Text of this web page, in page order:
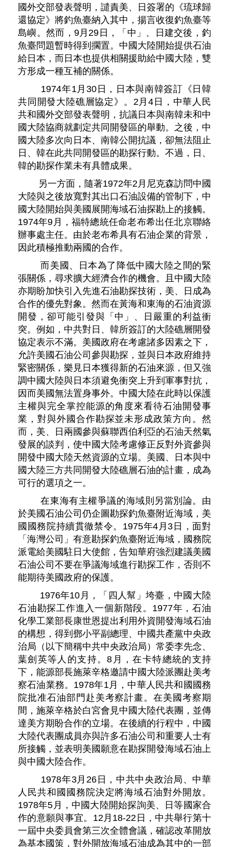
國外交部發表聲明，譴責美、日簽署的《琉球歸
還協定》將釣魚臺納入其中，揚言收復釣魚臺等
島嶼。然而，9月29日，「中」、日建交後，釣
魚臺問題暫時得到擱置。中國大陸開始提供石油
給日本，而日本也提供相關援助給中國大陸，雙
方形成一種互補的關係。
1974年1月30日，日本與南韓簽訂《日韓
共同開發大陸礁層協定》。2月4日，中華人民
共和國外交部發表聲明，抗議日本與南韓未和中
國大陸協商就劃定共同開發區的舉動。之後，中
國大陸多次向日本、南韓公開抗議，卻無法阻止
日、韓在此共同開發區的勘探行動。不過，日、
韓的勘探作業未有具體成果。
另一方面，隨著1972年2月尼克森訪問中國
大陸與之後放寬對其出口石油設備的管制下，中
國大陸開始與美國展開海域石油探勘上的接觸。
1974年9月，福特總統任命老布希出任北京聯絡
辦事處主任。由於老布希具有石油企業的背景，
因此積極推動兩國的合作。
而美國、日本為了降低中國大陸之間的緊
張關係，尋求擴大經濟合作的機會。且中國大陸
亦期盼加快引入先進石油勘探技術，美、日成為
合作的優先對象。然而在黃海和東海的石油資源
開發，卻可能引發與「中」、日嚴重的利益衝
突。例如，中共對日、韓所簽訂的大陸礁層開發
協定表示不滿。美國政府在考慮諸多因素之下，
允許美國石油公司參與勘探，並與日本政府維持
緊密關係，樂見日本獲得新的石油來源，但又強
調中國大陸與日本須避免衝突上升到軍事對抗，
因而美國無法置身事外。中國大陸在此時以保護
主權與完全掌控能源的角度來看待石油開發事
業，對與外國合作勘探並未形成政策方向。然
而，美、日兩國參與蘇聯西伯利亞的石油天然氣
發展的談判，使中國大陸考慮修正反對外資參與
開發中國大陸天然資源的立場。美國、日本與中
國大陸三方共同開發大陸礁層石油的計畫，成為
可行的選項之一。
在東海有主權爭議的海域則另當別論。由
於美國石油公司仍企圖勘探釣魚臺附近海域，美
國國務院持續貫徹禁令。1975年4月3日，面對
「海灣公司」有意勘探釣魚臺附近海域，國務院
派電給美國駐日大使館，告知華府強烈建議美國
石油公司不要在爭議海域進行勘探工作，否則不
能期待美國政府的保護。
1976年10月，「四人幫」垮臺，中國大陸
石油勘探工作進入一個新階段。1977年，石油
化學工業部長康世恩提出利用外資開發海域石油
的構想，得到鄧小平副總理、中國共產黨中央政
治局（以下簡稱中共中央政治局）常委李先念、
葉劍英等人的支持。8月，在卡特總統的支持
下，能源部長施萊辛格邀請中國大陸派團赴美考
察石油業務。1978年1月，中華人民共和國國務
院批准石油部門赴美考察計畫。在美國考察期
間，施萊辛格於白宮會見中國大陸代表團，並傳
達美方期盼合作的立場。在後續的行程中，中國
大陸代表團成員亦與許多石油公司和重要人士有
所接觸，並表明美國願意在勘探開發海域石油上
與中國大陸合作。
1978年3月26日，中共中央政治局、中華
人民共和國國務院決定將海域石油對外開放。
1978年5月，中國大陸開始探詢美、日等國家合
作的意願與事宜。12月18-22日，中共舉行第十
一屆中央委員會第三次全體會議，確認改革開放
為基本國策，對外開放海域石油成為其中的一部